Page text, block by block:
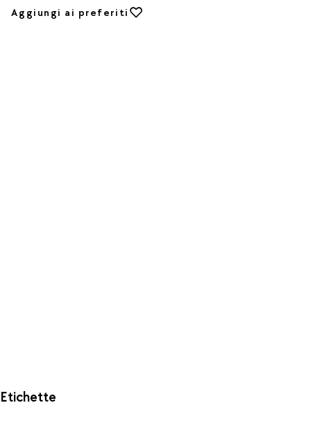
Aggiungi ai preferiti
Aggiungi ai preferiti
Etichette